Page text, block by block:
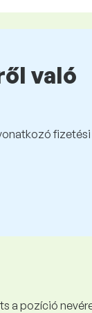
való
fizetési
a pozíció